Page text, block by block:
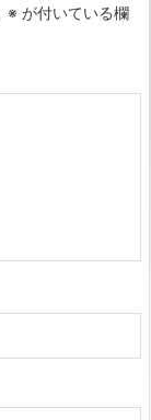
※ が付いている欄